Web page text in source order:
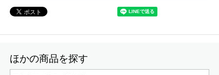
ほかの商品を探す